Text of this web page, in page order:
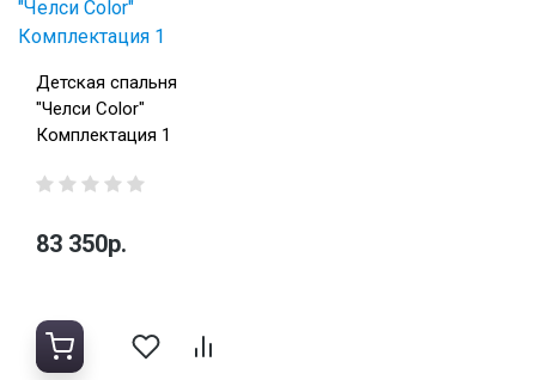
Детская спальня
"Челси Color"
Комплектация 1
83 350р.